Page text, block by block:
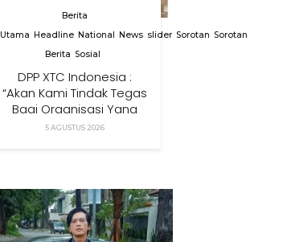
Berita
Utama
Headline National News slider Sorotan Sorotan
Berita Sosial
DPP XTC Indonesia :
“Akan Kami Tindak Tegas
Bagi Organisasi Yang
Menggunakan Nama,
5 AGUSTUS 2026